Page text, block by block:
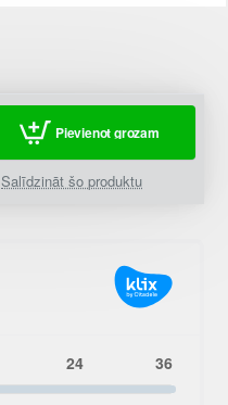
Pievienot grozam
Salīdzināt šo produktu